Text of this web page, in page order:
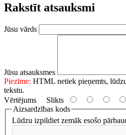
Rakstīt atsauksmi
Jūsu vārds
Jūsu atsauksmes
Piezīme: HTML netiek pieņemts,
tekstu.
Vērtējums Slikts
Aizsardzības kods
Lūdzu izpildiet zemāk esošo